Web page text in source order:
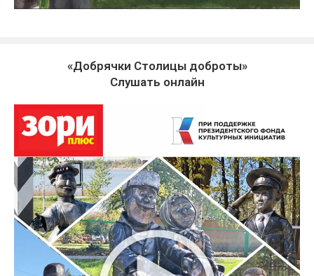
«Добрячки Столицы доброты»
Слушать онлайн